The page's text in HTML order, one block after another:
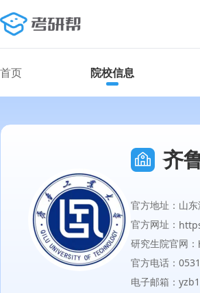
首页 院校信息
齐
官方地址：山
官方网址：
研究生院官网：
官方电话：
电子邮箱：